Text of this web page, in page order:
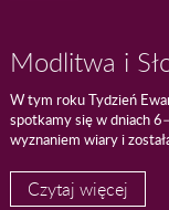
Modlitwa i
W tym roku Tydzień
spotkamy się w dniach
wyznaniem wiary i
Czytaj więcej